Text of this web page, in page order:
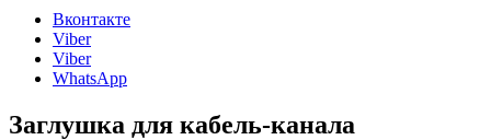
Вконтакте
Viber
Viber
WhatsApp
Заглушка для кабель-канала